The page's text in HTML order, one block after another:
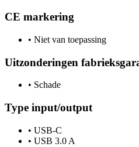
CE markering
• Niet van toepassing
Uitzonderingen
• Schade
Type input/output
• USB-C
• USB 3.0 A